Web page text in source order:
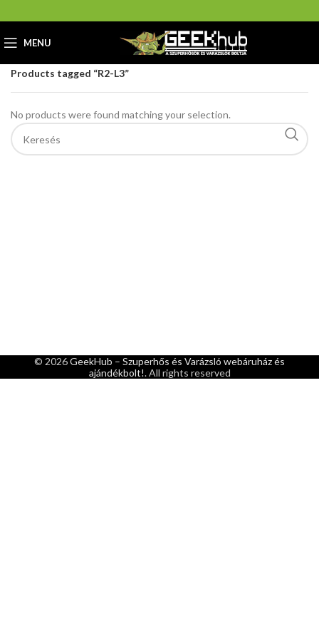
MENU
GeekHub Webáruház és Ajándékbolt
Products tagged “R2-L3”
No products were found matching your selection.
© 2026GeekHub – Szuperhős és Varázsló webáruház és
ajándékbolt!. All rights reserved